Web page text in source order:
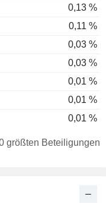
0,13 %
0,11 %
0,03 %
0,03 %
0,01 %
0,01 %
0,01 %
größten Beteiligungen